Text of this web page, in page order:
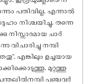
പതിവില്ല. എന്നാൽ
നിശ്ചയിച്ചു. തന്നെ
നിസ്സാരമായ ചാർ
നമ്പി
എങ്കിലും ഉച്ചയായ
മുറ്റത്തു
പന്തലിൽനമ്പി പഞ്ചവർ